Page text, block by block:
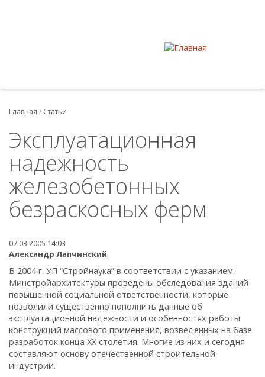
Главная / Статьи
Эксплуатационная
надежность
железобетонных
безраскосных ферм
07.03.2005 14:03
Александр Лапчинский
В 2004 г. УП “Стройнаука” в соответствии с указанием
Минстройархитектуры проведены обследования зданий
повышенной социальной ответственности, которые
позволили существенно пополнить данные об
эксплуатационной надежности и особенностях работы
конструкций массового применения, возведенных на базе
разработок конца ХХ столетия. Многие из них и сегодня
составляют основу отечественной строительной
индустрии.